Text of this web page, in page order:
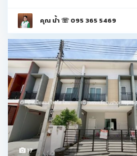
คุณ น้ำ ☏ 095 365 5469
17